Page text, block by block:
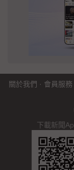
關於我們 · 會員服務
下載新聞